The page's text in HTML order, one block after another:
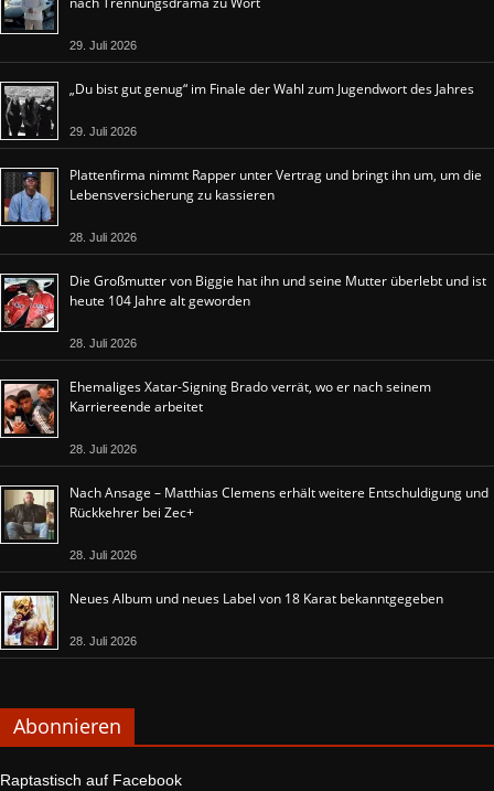
29. Juli 2026
„Du bist gut genug“ im Finale der Wahl zum Jugendwort des Jahres
29. Juli 2026
Plattenfirma nimmt Rapper unter Vertrag und bringt ihn um, um die
Lebensversicherung zu kassieren
28. Juli 2026
Die Großmutter von Biggie hat ihn und seine Mutter überlebt und ist
heute 104 Jahre alt geworden
28. Juli 2026
Ehemaliges Xatar-Signing Brado verrät, wo er nach seinem
Karriereende arbeitet
28. Juli 2026
Nach Ansage – Matthias Clemens erhält weitere Entschuldigung und
Rückkehrer bei Zec+
28. Juli 2026
Neues Album und neues Label von 18 Karat bekanntgegeben
28. Juli 2026
Abonnieren
Raptastisch auf Facebook